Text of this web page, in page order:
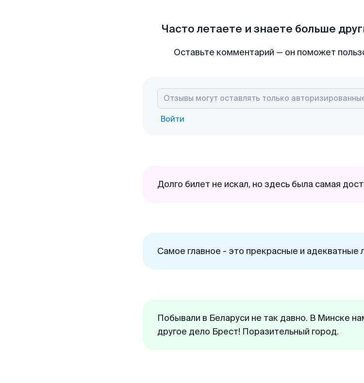
Часто летаете и знаете больше
Оставьте комментарий — он поможет
Войти
Долго билет не искал, но здесь была самая
Самое главное - это прекрасные и адекватные
Побывали в Беларуси не так давно. В Минске
другое дело Брест! Поразительный город.